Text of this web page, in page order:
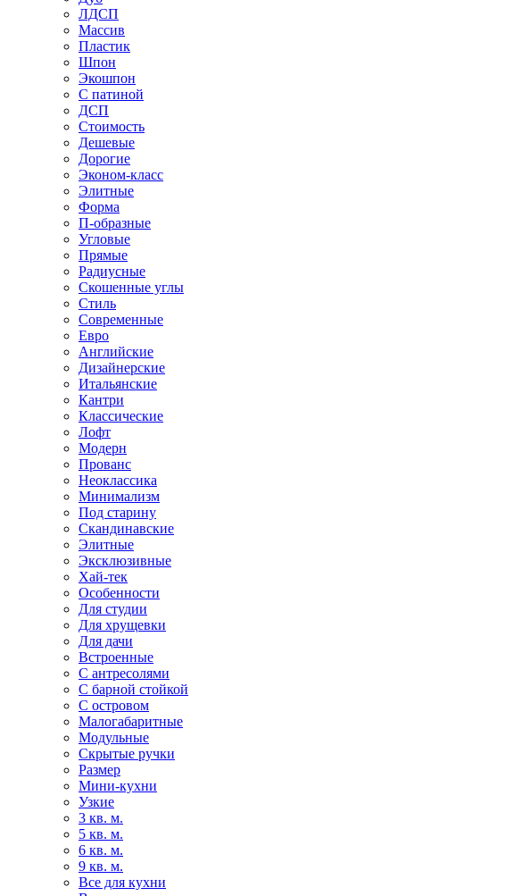
ЛДСП
Массив
Пластик
Шпон
Экошпон
С патиной
ДСП
Стоимость
Дешевые
Дорогие
Эконом-класс
Элитные
Форма
П-образные
Угловые
Прямые
Радиусные
Скошенные углы
Стиль
Современные
Евро
Английские
Дизайнерские
Итальянские
Кантри
Классические
Лофт
Модерн
Прованс
Неоклассика
Минимализм
Под старину
Скандинавские
Элитные
Эксклюзивные
Хай-тек
Особенности
Для студии
Для хрущевки
Для дачи
Встроенные
С антресолями
С барной стойкой
С островом
Малогабаритные
Модульные
Скрытые ручки
Размер
Мини-кухни
Узкие
3 кв. м.
5 кв. м.
6 кв. м.
9 кв. м.
Все для кухни